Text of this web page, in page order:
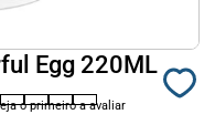
Egg 220ML
o primeiro a avaliar